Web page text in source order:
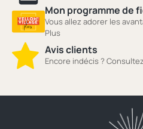
Mon programme de
Vous allez adorer les
Plus
Avis clients
Encore indécis ?